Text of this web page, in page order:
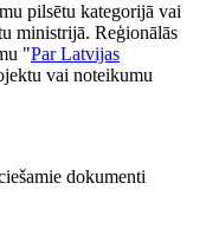
pilsētu kategorijā vai
ministrijā. Reģionālās
"Par Latvijas
vai noteikumu
dokumenti